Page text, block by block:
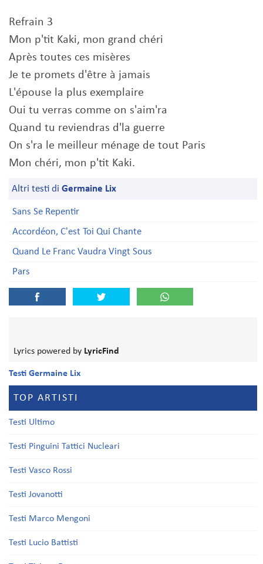
Refrain 3
Mon p'tit Kaki, mon grand chéri
Après toutes ces misères
Je te promets d'être à jamais
L'épouse la plus exemplaire
Oui tu verras comme on s'aim'ra
Quand tu reviendras d'la guerre
On s'ra le meilleur ménage de tout Paris
Mon chéri, mon p'tit Kaki.
Altri testi di Germaine Lix
Sans Se Repentir
Accordéon, C'est Toi Qui Chante
Quand Le Franc Vaudra Vingt Sous
Pars
Lyrics powered by LyricFind
Testi Germaine Lix
TOP ARTISTI
Testi Ultimo
Testi Pinguini Tattici Nucleari
Testi Vasco Rossi
Testi Jovanotti
Testi Marco Mengoni
Testi Lucio Battisti